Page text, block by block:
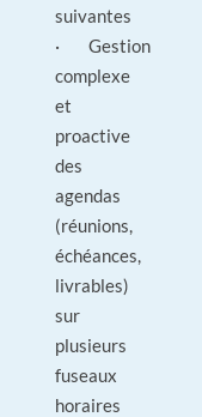
suivantes
· Gestion
complexe
et
proactive
des
agendas
(réunions,
échéances,
livrables)
sur
plusieurs
fuseaux
horaires